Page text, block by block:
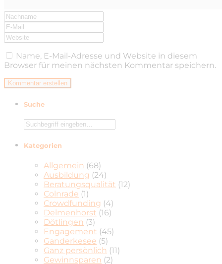
Name, E-Mail-Adresse und Website in diesem
Browser für meinen nächsten Kommentar speichern.
Suche
Kategorien
Allgemein (68)
Ausbildung (24)
Beratungsqualität (12)
Colnrade (1)
Crowdfunding (4)
Delmenhorst (16)
Dötlingen (3)
Engagement (45)
Ganderkesee (5)
Ganz persönlich (11)
Gewinnsparen (2)